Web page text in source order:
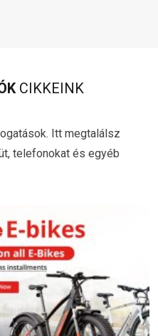
CIKKEINK
Itt megtalálsz
telefonokat és egyéb